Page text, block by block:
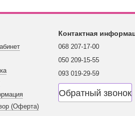
(Оферта)
Контактная
068 207-17-00
050 209-15-55
093 019-29-59
Обратный звонок